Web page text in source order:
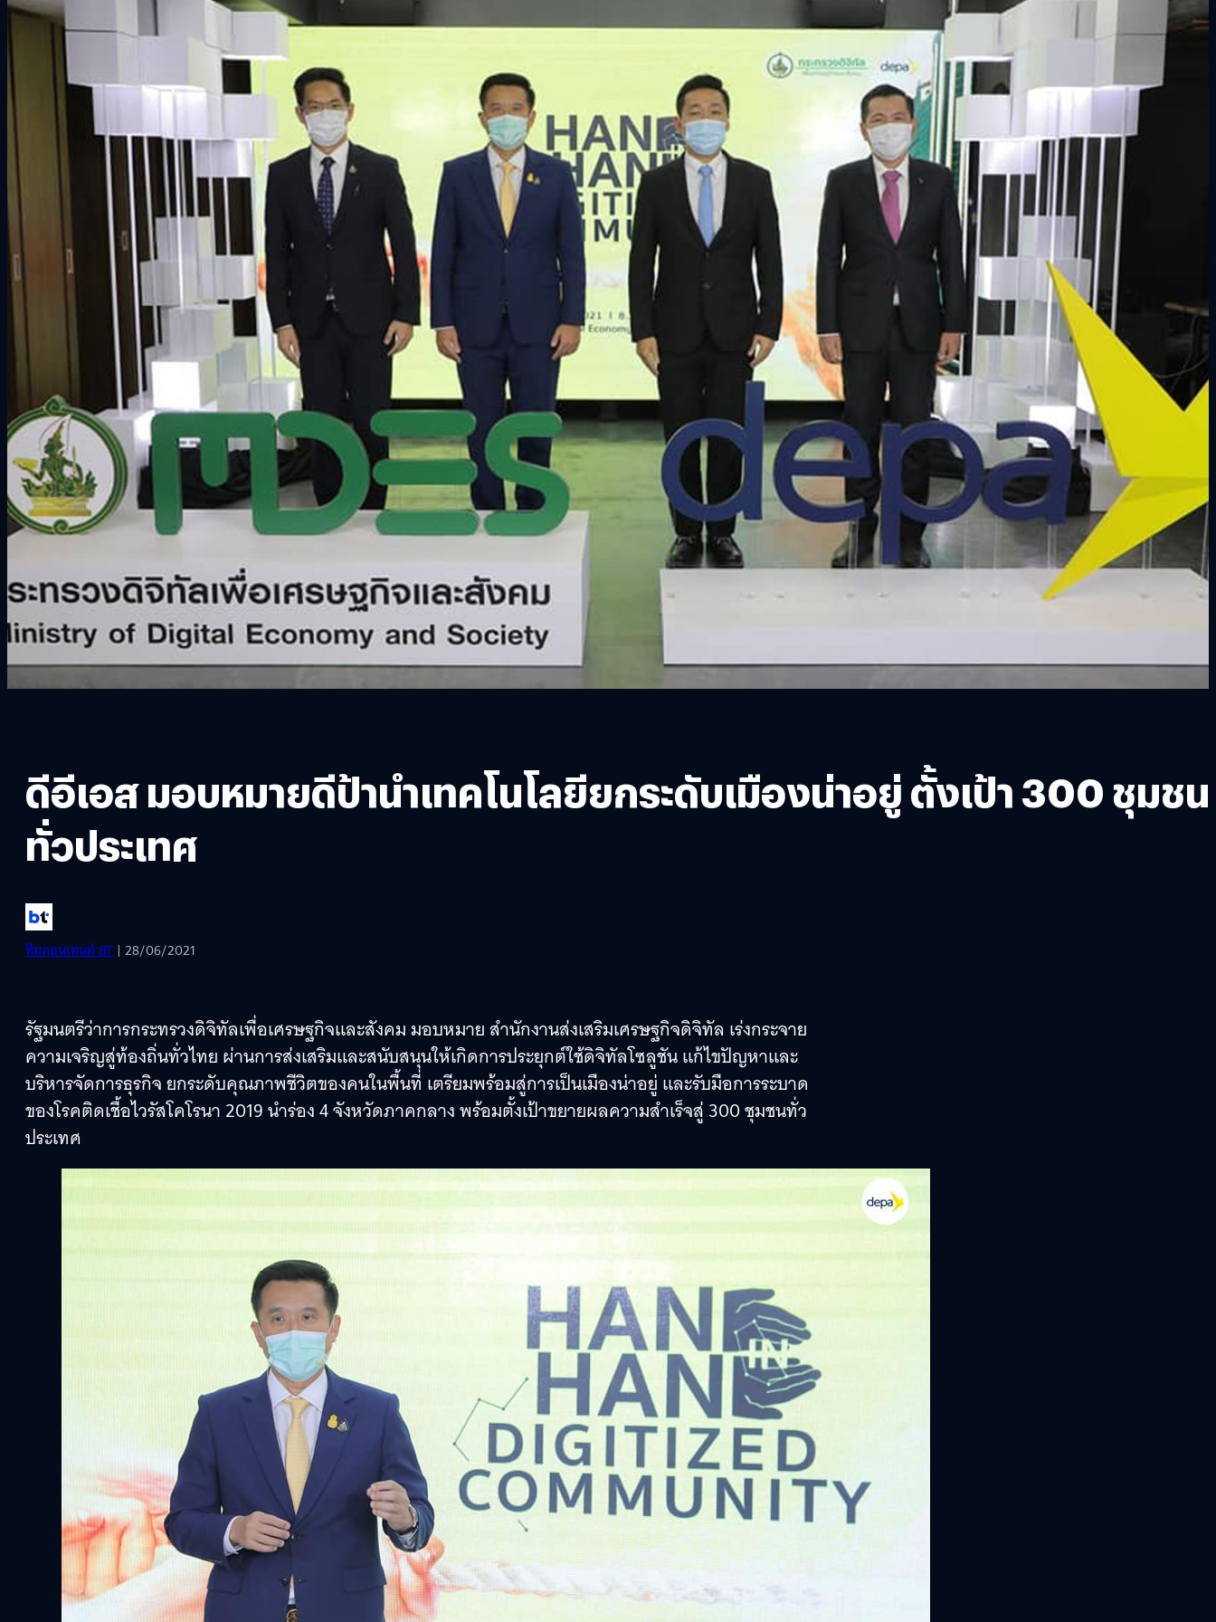
ดีอีเอส มอบหมายดีป้านำเทคโนโลยียกระดับเมืองน่าอยู่ ตั้งเป้า 300 ชุมชน
ทั่วประเทศ
ทีมคอนเทนต์ BT | 28/06/2021
รัฐมนตรีว่าการกระทรวงดิจิทัลเพื่อเศรษฐกิจและสังคม มอบหมาย สำนักงานส่งเสริมเศรษฐกิจดิจิทัล เร่งกระจาย
ความเจริญสู่ท้องถิ่นทั่วไทย ผ่านการส่งเสริมและสนับสนุนให้เกิดการประยุกต์ใช้ดิจิทัลโซลูชัน แก้ไขปัญหาและ
บริหารจัดการธุรกิจ ยกระดับคุณภาพชีวิตของคนในพื้นที่ เตรียมพร้อมสู่การเป็นเมืองน่าอยู่ และรับมือการระบาด
ของโรคติดเชื้อไวรัสโคโรนา 2019 นำร่อง 4 จังหวัดภาคกลาง พร้อมตั้งเป้าขยายผลความสำเร็จสู่ 300 ชุมชนทั่ว
ประเทศ